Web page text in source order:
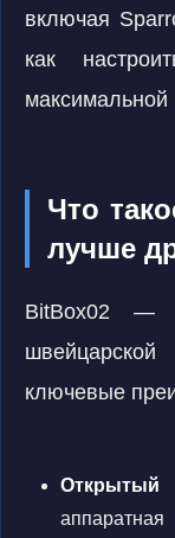
включая
как
максимальной
Что
лучше
BitBox02 —
ключевые